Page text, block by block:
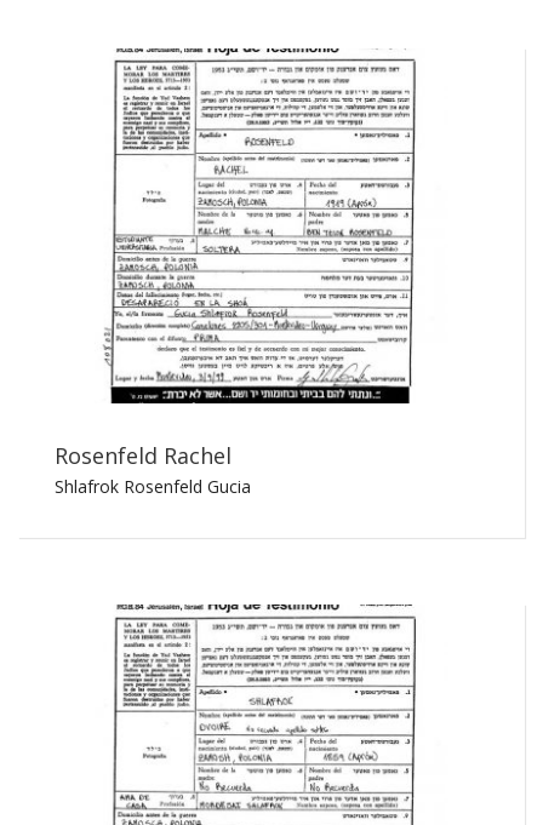
Rosenfeld Rachel
Shlafrok Rosenfeld Gucia